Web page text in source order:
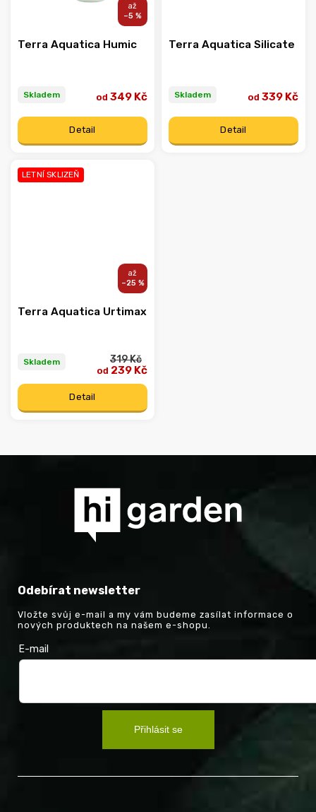
–5 %
Terra Aquatica Humic
Skladem od 349 Kč
Detail
Terra Aquatica Silicate
Skladem od 339 Kč
Detail
LETNÍ SKLIZEŇ
–25 %
Terra Aquatica Urtimax
Skladem 319 Kč
od 239 Kč
Detail
Odebírat newsletter
Vložte svůj e-mail a my vám budeme zasílat informace o
nových produktech na našem e-shopu.
E-mail
Přihlásit se